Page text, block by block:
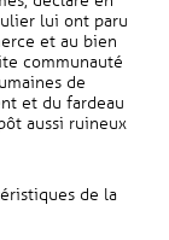
lui ont paru
et au bien
communauté
de
et du fardeau
aussi ruineux
de la